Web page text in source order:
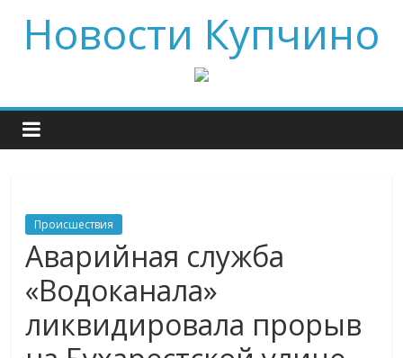
Новости Купчино
Происшествия
Аварийная служба
«Водоканала»
ликвидировала прорыв